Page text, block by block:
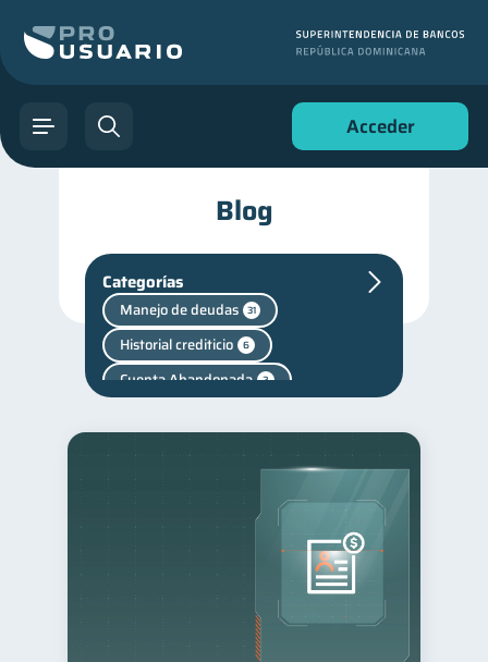
Acceder
Blog
Categorías
Manejo de deudas 31
Historial crediticio 6
Cuenta Abandonada 2
30
25
22